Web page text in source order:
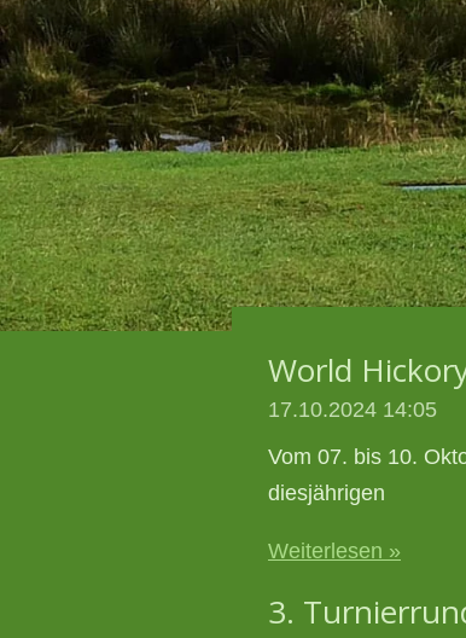
World
17.10.2024 14:05
Vom 07. bis 10.
diesjährigen
Weiterlesen »
3.